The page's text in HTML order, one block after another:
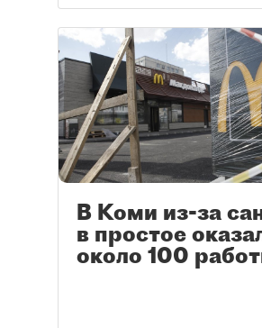
места, как правило,
В Коми из-за
в простое
около 100